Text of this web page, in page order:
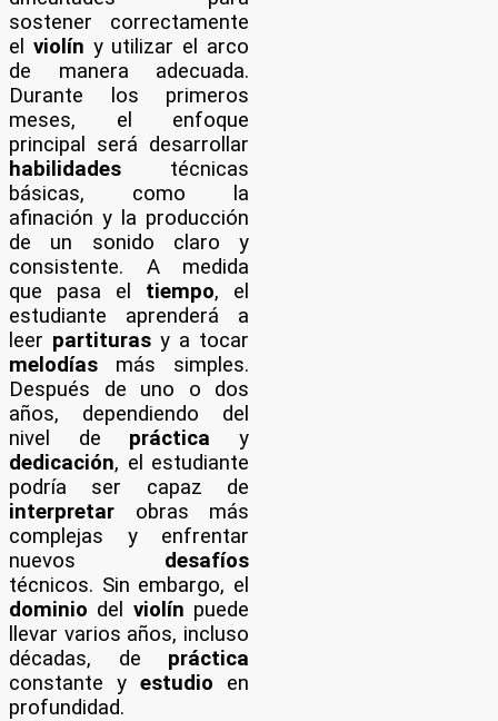
sostener correctamente
el violín y utilizar el arco
de manera adecuada.
Durante los primeros
meses, el enfoque
principal será desarrollar
habilidades técnicas
básicas, como la
afinación y la producción
de un sonido claro y
consistente. A medida
que pasa el tiempo, el
estudiante aprenderá a
leer partituras y a tocar
melodías más simples.
Después de uno o dos
años, dependiendo del
nivel de práctica y
dedicación, el estudiante
podría ser capaz de
interpretar obras más
complejas y enfrentar
nuevos desafíos
técnicos. Sin embargo, el
dominio del violín puede
llevar varios años, incluso
décadas, de práctica
constante y estudio en
profundidad.